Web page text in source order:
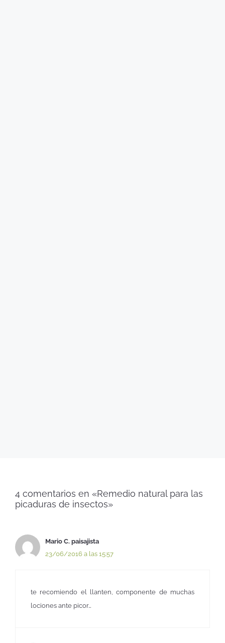
4 comentarios en «Remedio natural para las
picaduras de insectos»
Mario C. paisajista
23/06/2016 a las 15:57
te recomiendo el llanten, componente de muchas
lociones ante picor…